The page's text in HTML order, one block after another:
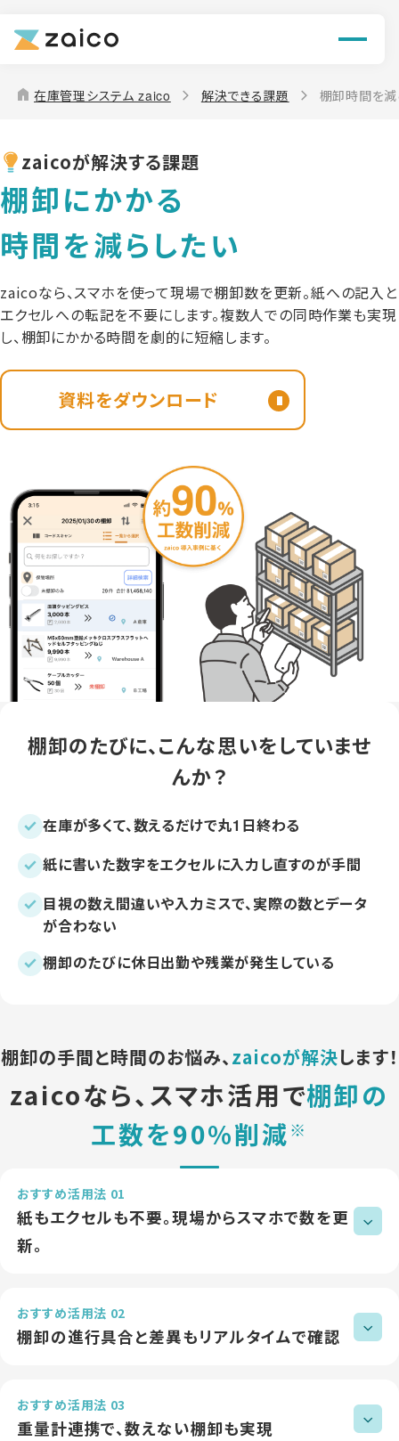
機能
導入事例
home 在庫管理システム zaico 解決できる課題 棚卸時間を減
zaicoが解決する課題
棚卸にかかる
時間を減らしたい
zaicoなら、スマホを使って現場で棚卸数を更新。紙への記入と
エクセルへの転記を不要にします。複数人での同時作業も実現
し、棚卸にかかる時間を劇的に短縮します。
資料をダウンロード
棚卸のたびに、こんな思いをしていませ
んか？
在庫が多くて、数えるだけで丸1日終わる
紙に書いた数字をエクセルに入力し直すのが手間
目視の数え間違いや入力ミスで、実際の数とデータ
が合わない
棚卸のたびに休日出勤や残業が発生している
棚卸の手間と時間のお悩み、zaicoが解決します！
zaicoなら、スマホ活用で棚卸の
工数を90%削減※
おすすめ活用法 01
紙もエクセルも不要。現場からスマホで数を更
新。
おすすめ活用法 02
棚卸の進行具合と差異もリアルタイムで確認
おすすめ活用法 03
重量計連携で、数えない棚卸も実現